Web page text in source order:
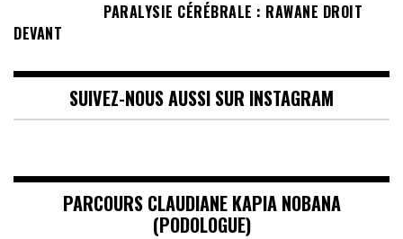
PARALYSIE CÉRÉBRALE : RAWANE DROIT
DEVANT
SUIVEZ-NOUS AUSSI SUR INSTAGRAM
PARCOURS CLAUDIANE KAPIA NOBANA
(PODOLOGUE)